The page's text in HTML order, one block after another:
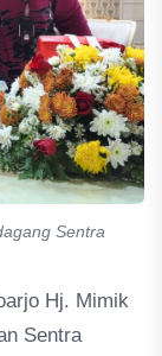
Sentra
Hj. Mimik
Sentra